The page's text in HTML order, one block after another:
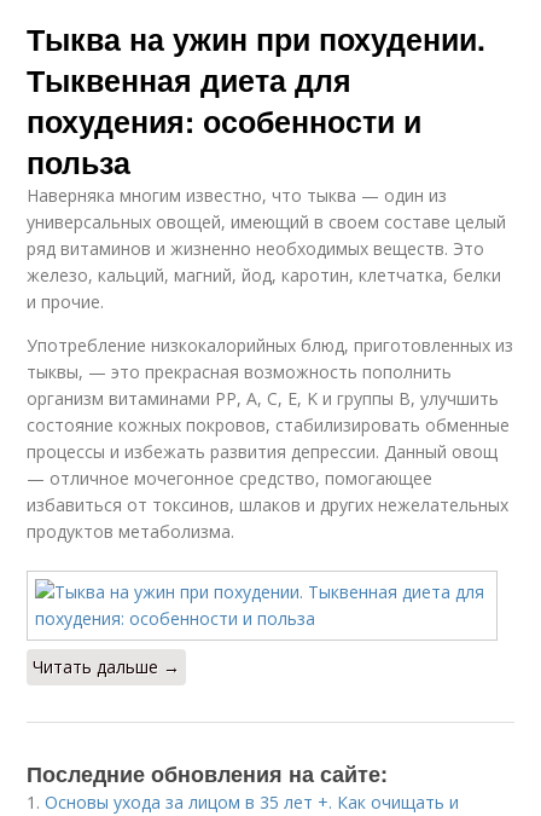
Тыква на ужин при похудении.
Тыквенная диета для
похудения: особенности и
польза
Наверняка многим известно, что тыква — один из
универсальных овощей, имеющий в своем составе целый
ряд витаминов и жизненно необходимых веществ. Это
железо, кальций, магний, йод, каротин, клетчатка, белки
и прочие.
Употребление низкокалорийных блюд, приготовленных из
тыквы, — это прекрасная возможность пополнить
организм витаминами РР, А, С, Е, K и группы B, улучшить
состояние кожных покровов, стабилизировать обменные
процессы и избежать развития депрессии. Данный овощ
— отличное мочегонное средство, помогающее
избавиться от токсинов, шлаков и других нежелательных
продуктов метаболизма.
Читать дальше →
Последние обновления на сайте:
1.Основы ухода за лицом в 35 лет +. Как очищать и